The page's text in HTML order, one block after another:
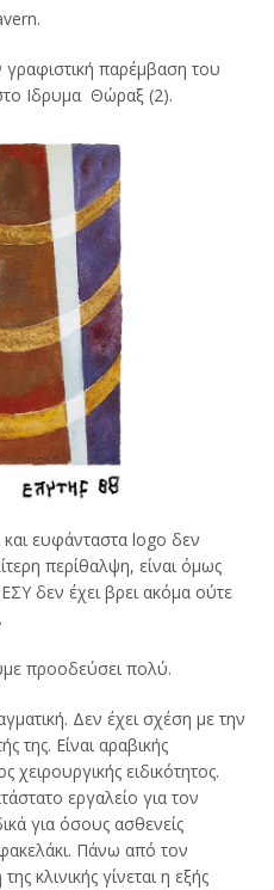
παρέμβαση του
Ιδρυμα Θώραξ (2).
ευφάνταστα logo δεν
περίθαλψη, είναι όμως
δεν έχει βρει ακόμα ούτε
προοδεύσει πολύ.
Δεν έχει σχέση με την
της. Είναι αραβικής
χειρουργικής ειδικότητος.
εργαλείο για τον
για όσους ασθενείς
Πάνω από τον
κλινικής γίνεται η εξής